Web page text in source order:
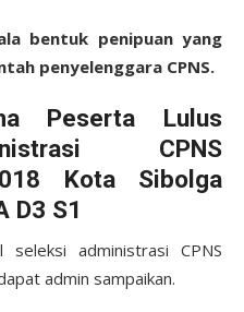
bentuk penipuan yang
penyelenggara CPNS.
Peserta Lulus
CPNS
Kota Sibolga
D3 S1
seleksi administrasi CPNS
admin sampaikan.